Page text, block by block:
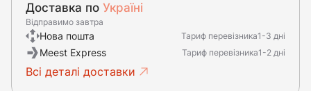
Доставка по Україні
Відправимо завтра
Нова пошта Тариф перевізника1-3 дні
Meest Express Тариф перевізника1-2 дні
Всі деталі доставки